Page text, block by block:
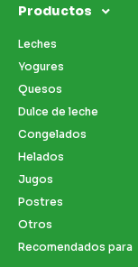
Productos
Leches
Yogures
Quesos
Dulce de leche
Congelados
Helados
Jugos
Postres
Otros
Recomendados para